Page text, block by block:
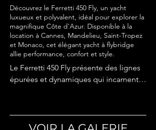
Découvrez le Ferretti 450 Fly, un yacht
luxueux et polyvalent, idéal pour explorer la
magnifique Côte d'Azur. Disponible à la
location à Cannes, Mandelieu, Saint-Tropez
et Monaco, cet élégant yacht à flybridge
allie performance, confort et style.
Le Ferretti 450 Fly présente des lignes
épurées et dynamiques qui incarnent
spacieux flybridge offre de multiples
espaces de détente, dont un espace